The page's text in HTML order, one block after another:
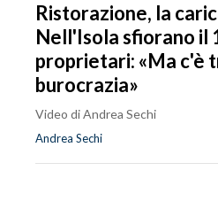
Ristorazione, la
Nell'Isola sfiorano il
proprietari: «Ma c'è
burocrazia»
Video di Andrea Sechi
Andrea Sechi